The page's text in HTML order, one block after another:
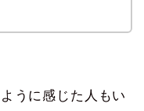
うに感じた人もい